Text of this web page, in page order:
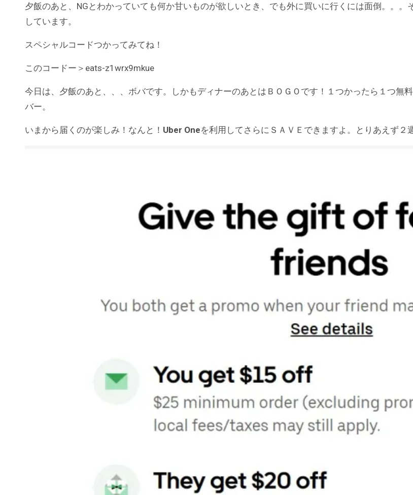
夕飯のあと、NGとわかっていても何か甘いものが欲しいとき、でも外に買いに行くには面倒。。。そんなとき、ＵｂｅｒＥａｔｓ、わたしは月に１，２度は利用
しています。
スペシャルコードつかってみてね！
このコードー＞eats-z1wrx9mkue
今日は、夕飯のあと、、、ボバです。しかもディナーのあとはＢＯＧＯです！１つかったら１つ無
バー。
いまから届くのが楽しみ！なんと！ Uber Oneを利用してさらにＳＡＶＥできますよ。とりあえず２